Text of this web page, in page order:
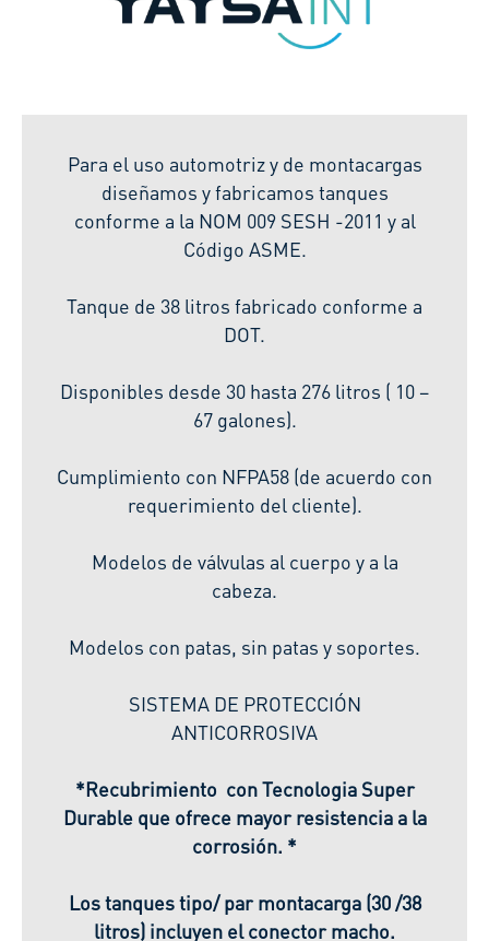
Para el uso automotriz y de montacargas
diseñamos y fabricamos tanques
conforme a la NOM 009 SESH -2011 y al
Código ASME.
Tanque de 38 litros fabricado conforme a
DOT.
Disponibles desde 30 hasta 276 litros ( 10 –
67 galones).
Cumplimiento con NFPA58 (de acuerdo con
requerimiento del cliente).
Modelos de válvulas al cuerpo y a la
cabeza.
Modelos con patas, sin patas y soportes.
SISTEMA DE PROTECCIÓN
ANTICORROSIVA
*Recubrimiento con Tecnologia Super
Durable que ofrece mayor resistencia a la
corrosión. *
Los tanques tipo/ par montacarga (30 /38
litros) incluyen el conector macho.